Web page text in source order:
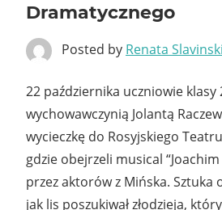
Dramatycznego
Posted by Renata
22 października uczniowie klasy
wychowawczynią Jolantą
wycieczkę do Rosyjskiego
gdzie obejrzeli musical
przez aktorów z Mińska. Sztuka
jak lis poszukiwał złodzieja,